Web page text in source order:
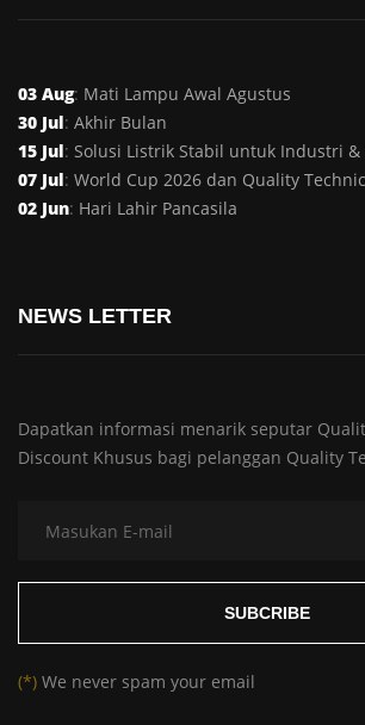
03 Aug: Mati Lampu Awal Agustus
30 Jul: Akhir Bulan
15 Jul: Solusi Listrik Stabil untuk Industri &
07 Jul: World Cup 2026 dan Quality Technic
02 Jun: Hari Lahir Pancasila
NEWS LETTER
Dapatkan informasi menarik seputar
Discount Khusus bagi pelanggan Quality
(*) We never spam your email